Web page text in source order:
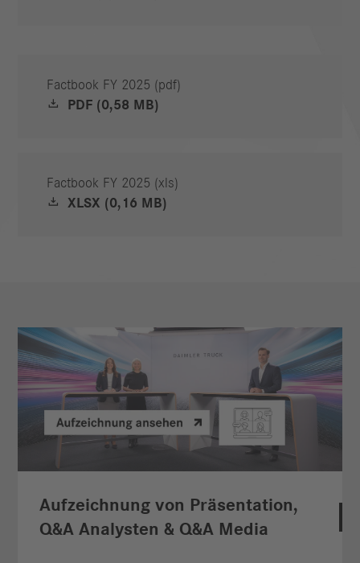
Factbook FY 2025 (pdf)
PDF (0,58 MB)
Factbook FY 2025 (xls)
XLSX (0,16 MB)
Aufzeichnung von Präsentation,
Q&A Analysten & Q&A Media